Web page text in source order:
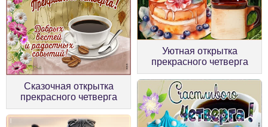
Сказочная открытка
прекрасного четверга
Уютная открытка
прекрасного четверга